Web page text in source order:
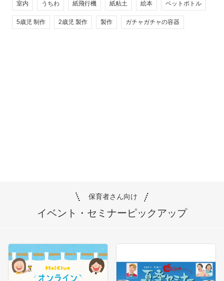
室内 うちわ 紙飛行機 紙粘土 絵本 ペットボトル
5歳児 制作 2歳児 製作 製作 ガチャガチャの容器
保育者さん向け
イベント・セミナーピックアップ